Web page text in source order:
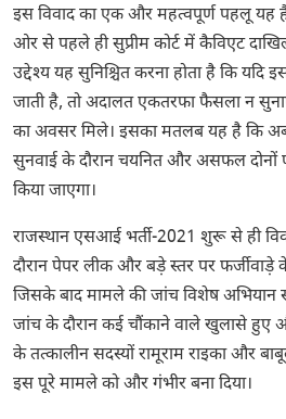
इस विवाद का एक और महत्वपूर्ण पहलू यह
ओर से पहले ही सुप्रीम कोर्ट में कैविएट
उद्देश्य यह सुनिश्चित करना होता है कि
जाती है, तो अदालत एकतरफा फैसला न
का अवसर मिले। इसका मतलब यह है कि अब
सुनवाई के दौरान चयनित और असफल दोनों
किया जाएगा।
राजस्थान एसआई भर्ती-2021 शुरू से ही
दौरान पेपर लीक और बड़े स्तर पर
जिसके बाद मामले की जांच विशेष अभियान
जांच के दौरान कई चौंकाने वाले खुलासे हुए
के तत्कालीन सदस्यों रामूराम राइका और
इस पूरे मामले को और गंभीर बना दिया।